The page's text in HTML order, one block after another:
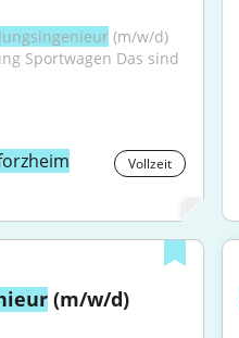
(m/w/d)
Sportwagen Das sind
Vollzeit
(m/w/d)